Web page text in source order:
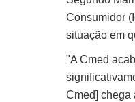
Consumidor
situação em
"A Cmed
Cmed] chega